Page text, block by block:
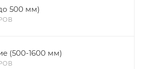
500 мм)
(500-1600 мм)